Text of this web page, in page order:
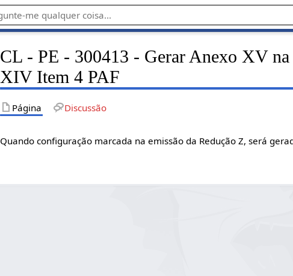
CL - PE - 300413 - Gerar Anexo XV
XIV Item 4 PAF
Página Discussão
Quando configuração marcada na emissão da Redução Z, será